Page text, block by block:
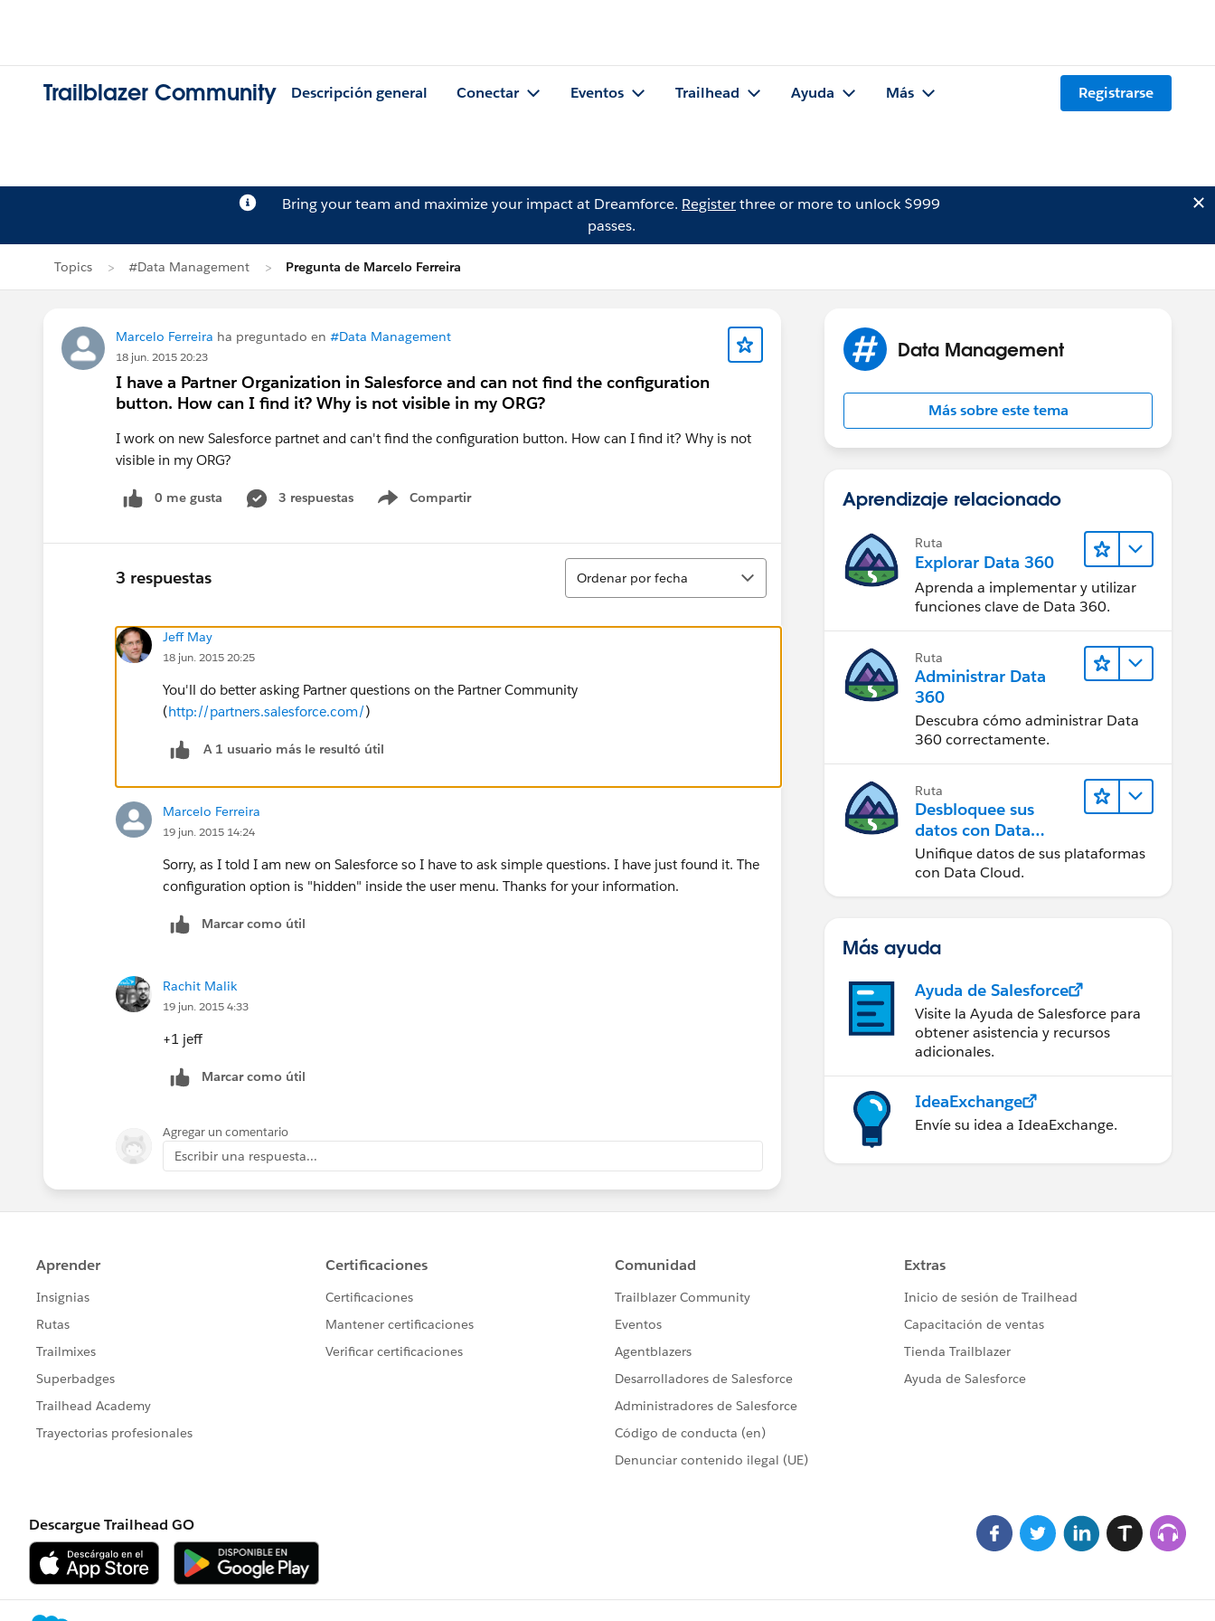
Trailblazer Community Descripción general Conectar Eventos Trailhead Ayuda Más Registrarse
Bring your team and maximize your impact at Dreamforce. Registerthree or more to unlock $999
passes.
Topics #Data Management Pregunta de Marcelo Ferreira
Marcelo Ferreira ha preguntado en #Data Management
18 jun. 2015 20:23
I have a Partner Organization in Salesforce and can not find the configuration
button. How can I find it? Why is not visible in my ORG?
I work on new Salesforce partnet and can't find the configuration button. How can I find it? Why is not
visible in my ORG?
0 me gusta 3 respuestas Compartir
Show menu
3 respuestas
Ordenar
Ordenar por fecha
Jeff May
18 jun. 2015 20:25
You'll do better asking Partner questions on the Partner Community
(http://partners.salesforce.com/)
A 1 usuario más le resultó útil
Marcelo Ferreira
19 jun. 2015 14:24
Sorry, as I told I am new on Salesforce so I have to ask simple questions. I have just found it. The
configuration option is "hidden" inside the user menu. Thanks for your information.
Marcar como útil
Rachit Malik
19 jun. 2015 4:33
+1 jeff
Marcar como útil
Agregar un comentario
Escribir una respuesta...
Data Management
Más sobre este tema
Aprendizaje relacionado
Ruta
Explorar Data 360
Aprenda a implementar y utilizar
funciones clave de Data 360.
Ruta
Administrar Data
360
Descubra cómo administrar Data
360 correctamente.
Ruta
Desbloquee sus
datos con Data
Cloud
Unifique datos de sus plataformas
con Data Cloud.
Más ayuda
Ayuda de Salesforce
Visite la Ayuda de Salesforce para
obtener asistencia y recursos
adicionales.
IdeaExchange
Envíe su idea a IdeaExchange.